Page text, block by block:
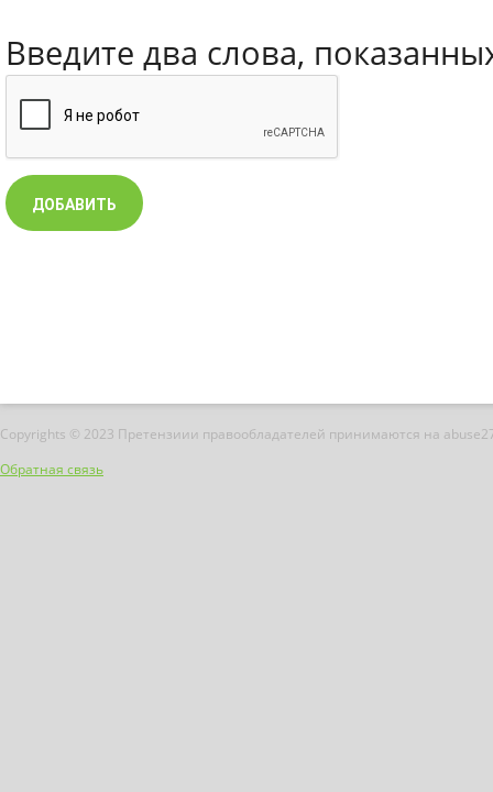
Введите два слова,
Copyrights © 2023 Претензиии правообладателей принимаются на
Обратная связь